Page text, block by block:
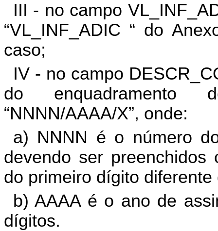
III - no campo
“VL_INF_ADIC “ do
caso;
IV - no campo
do enquadramento
“NNNN/AAAA/X”, onde:
a) NNNN é o número
devendo ser
do primeiro dígito diferente
b) AAAA é o ano de
dígitos.